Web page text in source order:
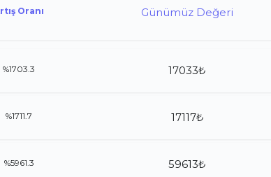
Oranı Günümüz Değeri
%1703.3 17033₺
%1711.7 17117₺
%5961.3 59613₺